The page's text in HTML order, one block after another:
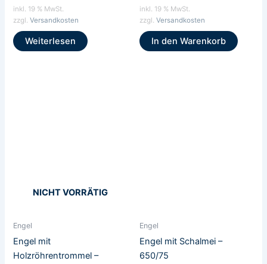
inkl. 19 % MwSt.
zzgl.Versandkosten
Weiterlesen
inkl. 19 % MwSt.
zzgl. Versandkosten
In den Warenkorb
NICHT VORRÄTIG
Engel
Engel mit
Holzröhrentrommel –
Engel
Engel mit Schalmei –
650/75